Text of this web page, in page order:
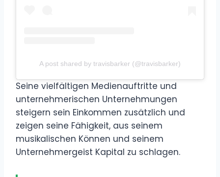
A post shared by travisbarker (@travisbarker)
Seine vielfältigen Medienauftritte und
unternehmerischen Unternehmungen
steigern sein Einkommen zusätzlich und
zeigen seine Fähigkeit, aus seinem
musikalischen Können und seinem
Unternehmergeist Kapital zu schlagen.